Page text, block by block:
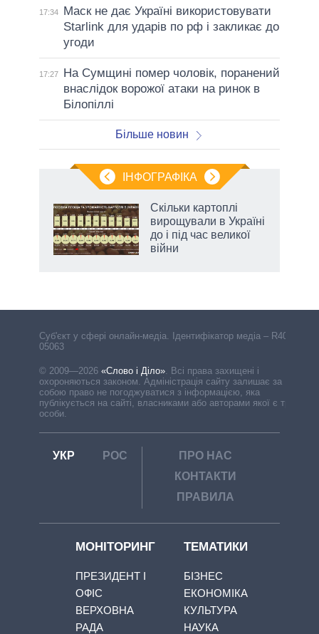
17:34
Маск не дає Україні використовувати
Starlink для ударів по рф і закликає до
угоди
17:27
На Сумщині помер чоловік, поранений
внаслідок ворожої атаки на ринок в
Білопіллі
Більше новин
ІНФОГРАФІКА
Скільки картоплі
вирощували в Україні
до і під час великої
війни
Cуб'єкт у сфері онлайн-медіа. Ідентифікатор медіа – R40-
05063
© 2009—2026 «Слово і Діло». Всі права захищені і
охороняються законом. Адміністрація сайту залишає за
собою право не погоджуватися з інформацією, яка
публікується на сайті, власниками або авторами якої є треті
особи.
УКР РОС
ПРО НАС
КОНТАКТИ
ПРАВИЛА
МОНІТОРИНГ
ПРЕЗИДЕНТ І
ОФІС
ВЕРХОВНА
РАДА
ТЕМАТИКИ
БІЗНЕС
ЕКОНОМІКА
КУЛЬТУРА
НАУКА